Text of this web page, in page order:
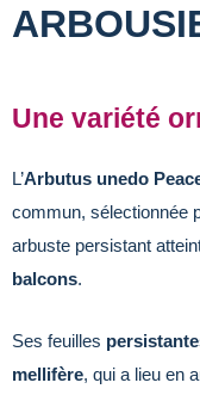
Une variété
L’Arbutus unedo
commun, sélectionnée
arbuste persistant
balcons.
Ses feuilles
mellifère, qui a lieu en